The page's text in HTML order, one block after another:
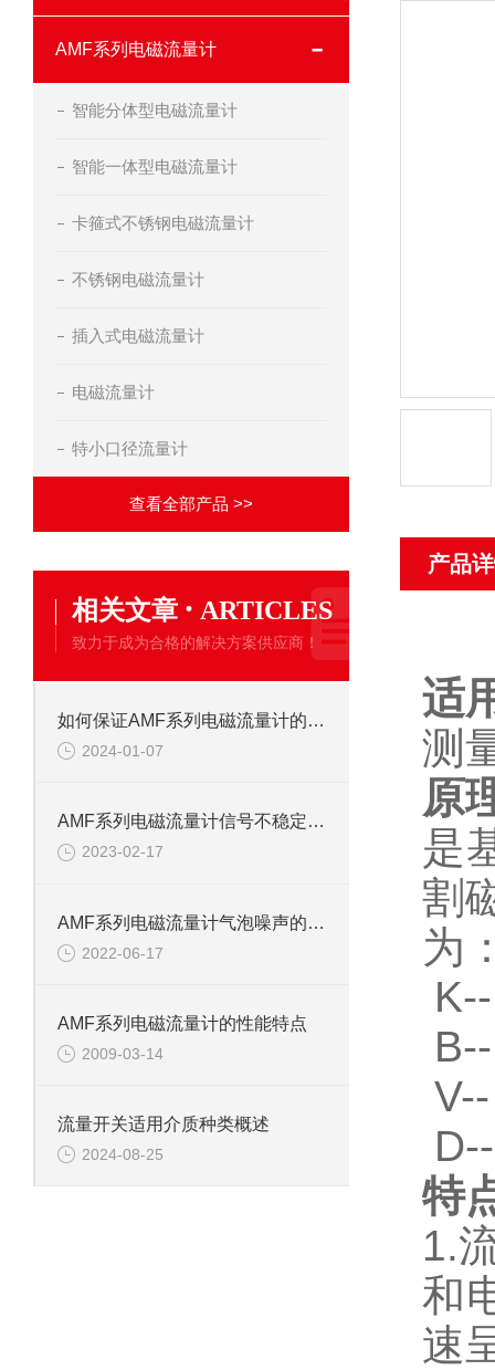
AMF系列电磁流量计
智能分体型电磁流量计
智能一体型电磁流量计
卡箍式不锈钢电磁流量计
不锈钢电磁流量计
插入式电磁流量计
电磁流量计
特小口径流量计
查看全部产品 >>
相关文章 · ARTICLES
致力于成为合格的解决方案供应商！
如何保证AMF系列电磁流量计的测量精度
2024-01-07
AMF系列电磁流量计信号不稳定三大原因
2023-02-17
AMF系列电磁流量计气泡噪声的解决方法
2022-06-17
AMF系列电磁流量计的性能特点
2009-03-14
流量开关适用介质种类概述
2024-08-25
产品
适
测
原
是
割
为
K
B
V
D
特
1.
和
速